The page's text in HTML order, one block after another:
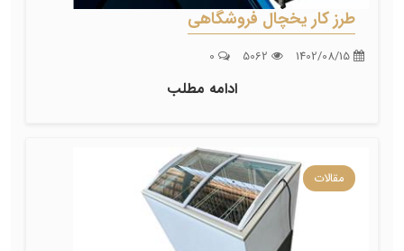
طرز کار یخچال فروشگاهی
ادامه مطلب
مقالات